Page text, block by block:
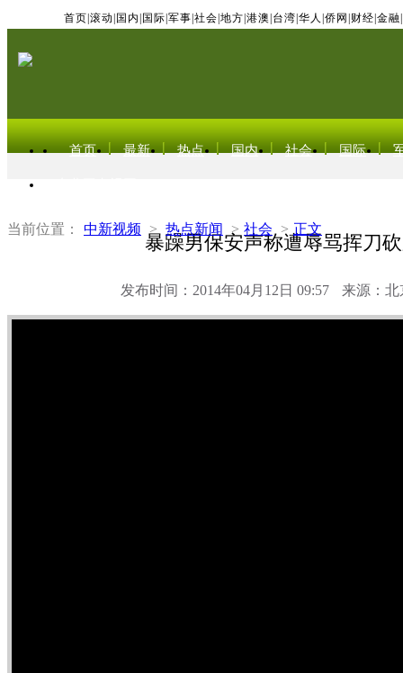
首页 滚动 国内 国际 军事 社会 地方 港澳 台湾 华人 侨网 财经 金融
首页 最新 热点 国内 社会 国际
当前位置： 中新视频 > 热点新闻 > 社会 > 正文
暴躁男保安声称遭辱骂挥刀
发布时间：2014年04月12日 09:57 来源：北